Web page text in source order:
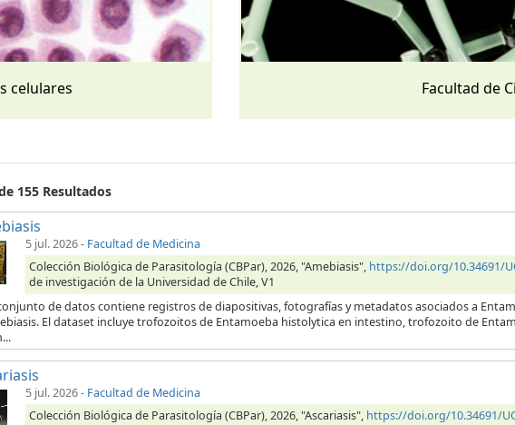
celulares Facultad de
155 Resultados
5 jul. 2026- Facultad de Medicina
Colección Biológica de Parasitología (CBPar), 2026, "Amebiasis", https://doi.org/10.34691/
de investigación de la Universidad de Chile, V1
de datos contiene registros de diapositivas, fotografías y metadatos asociados a
El dataset incluye trofozoitos de Entamoeba histolytica en intestino, trofozoito de
5 jul. 2026- Facultad de Medicina
Colección Biológica de Parasitología (CBPar), 2026, "Ascariasis", https://doi.org/10.34691/